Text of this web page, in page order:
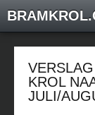
KROL
JULI/